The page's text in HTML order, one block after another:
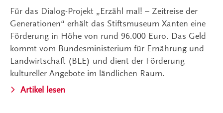
Für das Dialog-Projekt „Erzähl mal! – Zeitreise der
Generationen“ erhält das Stiftsmuseum Xanten eine
Förderung in Höhe von rund 96.000 Euro. Das Geld
kommt vom Bundesministerium für Ernährung und
Landwirtschaft (BLE) und dient der Förderung
kultureller Angebote im ländlichen Raum.
Artikel lesen